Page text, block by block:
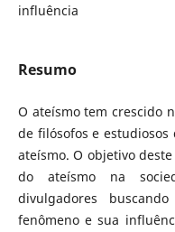
influência
Resumo
O ateísmo tem crescido
de filósofos e
ateísmo. O objetivo
do ateísmo na
divulgadores
fenômeno e sua